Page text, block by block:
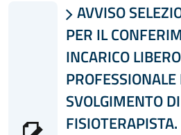
 AVVISO
PER IL
INCARICO LIBERO
PROFESSIONALE
SVOLGIMENTO
FISIOTERAPISTA.